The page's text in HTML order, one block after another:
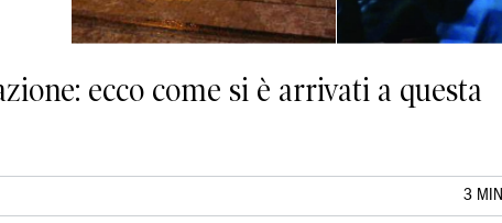
ecco come si è arrivati a questa
3